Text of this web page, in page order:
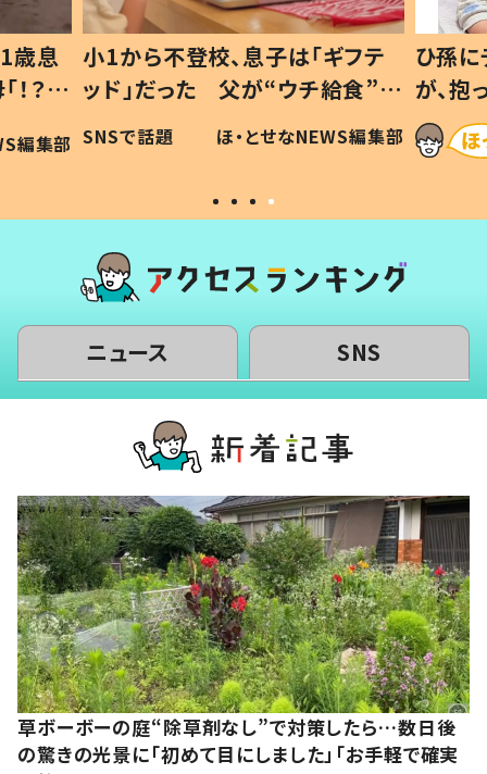
歳息
？」
編集部
小1から不登校、息子は「ギフテ
ッド」だった 父が“ウチ給食”を
作り続ける理由とは #令和の親
#令和の子
SNSで話題 ほ・とせなNEWS編集部
ひ孫
が、
「涙が
い」
ニュース SNS
草ボーボーの庭“除草剤なし”で対策したら…数日後
の驚きの光景に「初めて目にしました」「お手軽で確実